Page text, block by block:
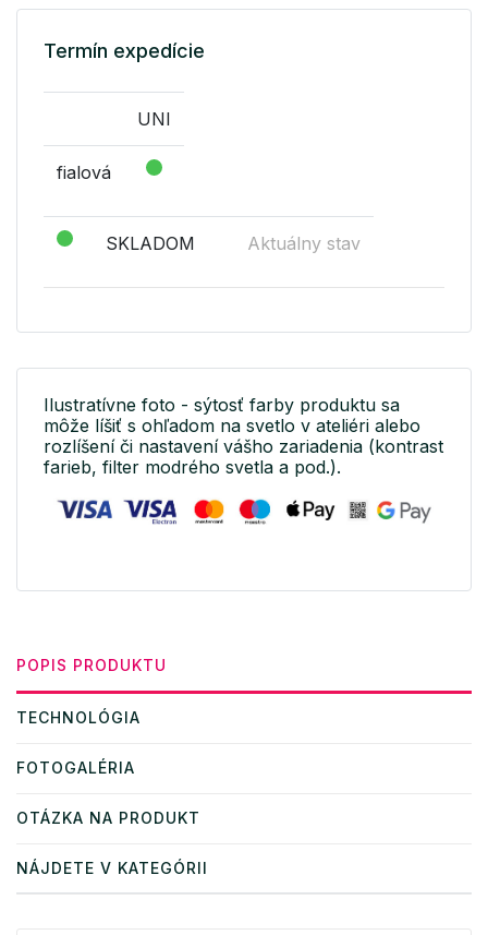
Termín expedície
UNI
fialová
SKLADOM Aktuálny stav
Ilustratívne foto - sýtosť farby produktu sa
môže líšiť s ohľadom na svetlo v ateliéri alebo
rozlíšení či nastavení vášho zariadenia (kontrast
farieb, filter modrého svetla a pod.).
POPIS PRODUKTU
TECHNOLÓGIA
FOTOGALÉRIA
OTÁZKA NA PRODUKT
NÁJDETE V KATEGÓRII